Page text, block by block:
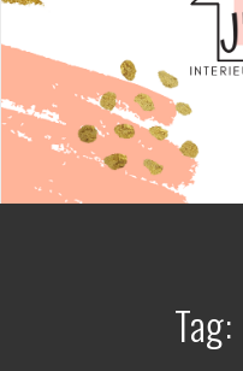
Tag: